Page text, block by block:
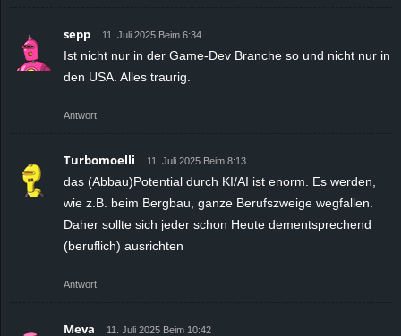
sepp 11. Juli 2025 Beim 6:34
Ist nicht nur in der Game-Dev Branche so und nicht nur in
den USA. Alles traurig.
Antwort
Turbomoelli 11. Juli 2025 Beim 8:13
das (Abbau)Potential durch KI/AI ist enorm. Es werden,
wie z.B. beim Bergbau, ganze Berufszweige wegfallen.
Daher sollte sich jeder schon Heute dementsprechend
(beruflich) ausrichten
Antwort
Meva 11. Juli 2025 Beim 10:42